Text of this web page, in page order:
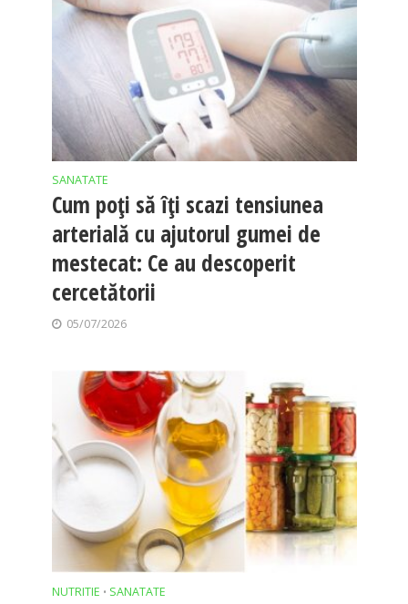
SANATATE
Cum poți să îți scazi tensiunea
arterială cu ajutorul gumei de
mestecat: Ce au descoperit
cercetătorii
05/07/2026
NUTRITIE • SANATATE